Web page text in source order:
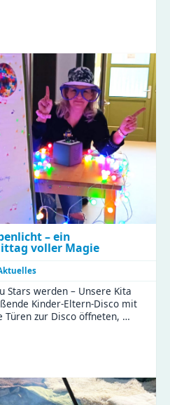
– ein
voller Magie
Stars werden – Unsere Kita
Kinder-Eltern-Disco mit
Türen zur Disco öffneten, …